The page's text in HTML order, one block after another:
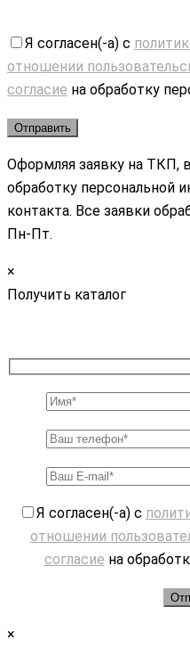
Я согласен(-а) с
отношении
согласие на обработку
Оформляя заявку на ТКП,
обработку персональной
контакта. Все заявки
Пн-Пт.
×
Получить каталог
Я согласен(-а) с
отношении
согласие на
×